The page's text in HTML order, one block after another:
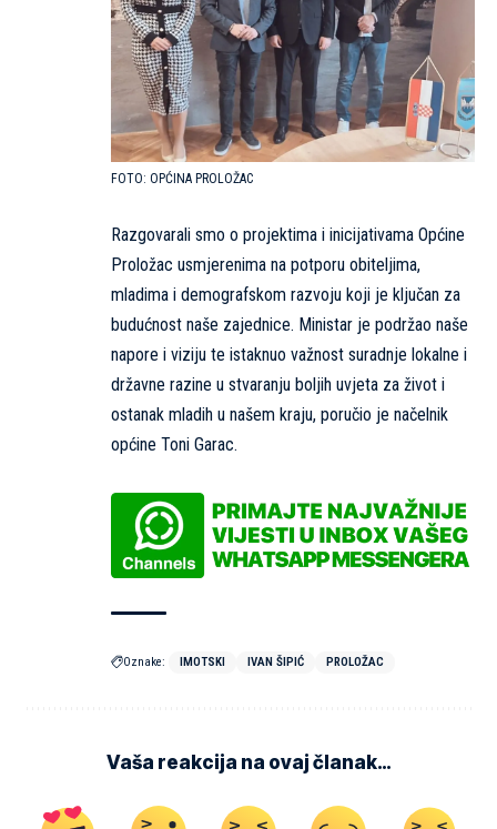
OPĆINA PROLOŽAC
Razgovarali smo o projektima i inicijativama Općine
Proložac usmjerenima na potporu obiteljima,
mladima i demografskom razvoju koji je ključan za
budućnost naše zajednice. Ministar je podržao naše
napore i viziju te istaknuo važnost suradnje lokalne i
državne razine u stvaranju boljih uvjeta za život i
ostanak mladih u našem kraju, poručio je načelnik
općine Toni Garac.
Oznake: IMOTSKI IVAN ŠIPIĆ PROLOŽAC
Vaša reakcija na ovaj članak…